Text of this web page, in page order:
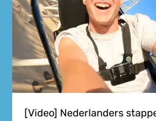
[Video] Nederlanders